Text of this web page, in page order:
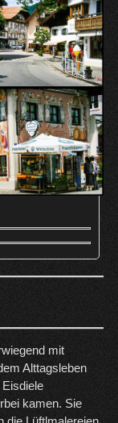
mit
Alttagsleben
kamen. Sie